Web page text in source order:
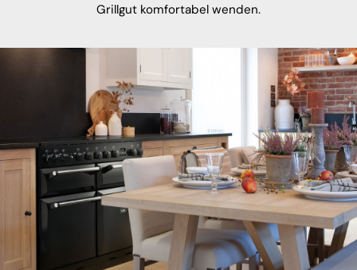
Grillgut komfortabel wenden.